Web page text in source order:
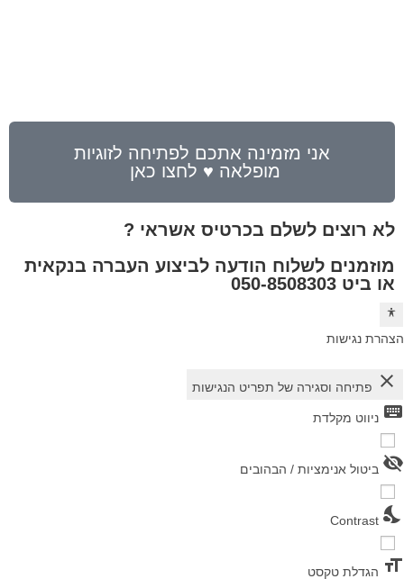
אני מזמינה אתכם לפתיחה לזוגיות
מופלאה ♥ לחצו כאן
לא רוצים לשלם בכרטיס אשראי ?
מוזמנים לשלוח הודעה לביצוע העברה בנקאית
או ביט 050-8508303
הצהרת נגישות
close פתיחה וסגירה של תפריט הנגישות
keyboard ניווט מקלדת
visibility_off ביטול אנימציות / הבהובים
nights_stay
Contrast
format_size הגדלת טקסט